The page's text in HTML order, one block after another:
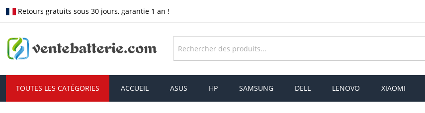
Retours gratuits sous 30 jours, garantie 1 an !
TOUTES LES CATÉGORIES ACCUEIL ASUS HP SAMSUNG DELL LENOVO XIAOMI